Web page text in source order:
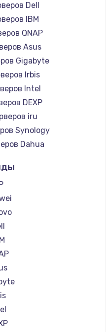
Dell
IBM
QNAP
Asus
Gigabyte
Irbis
Intel
DEXP
iru
Synology
Dahua